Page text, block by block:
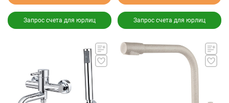
Запрос счета для юрлиц Запрос счета для юрлиц